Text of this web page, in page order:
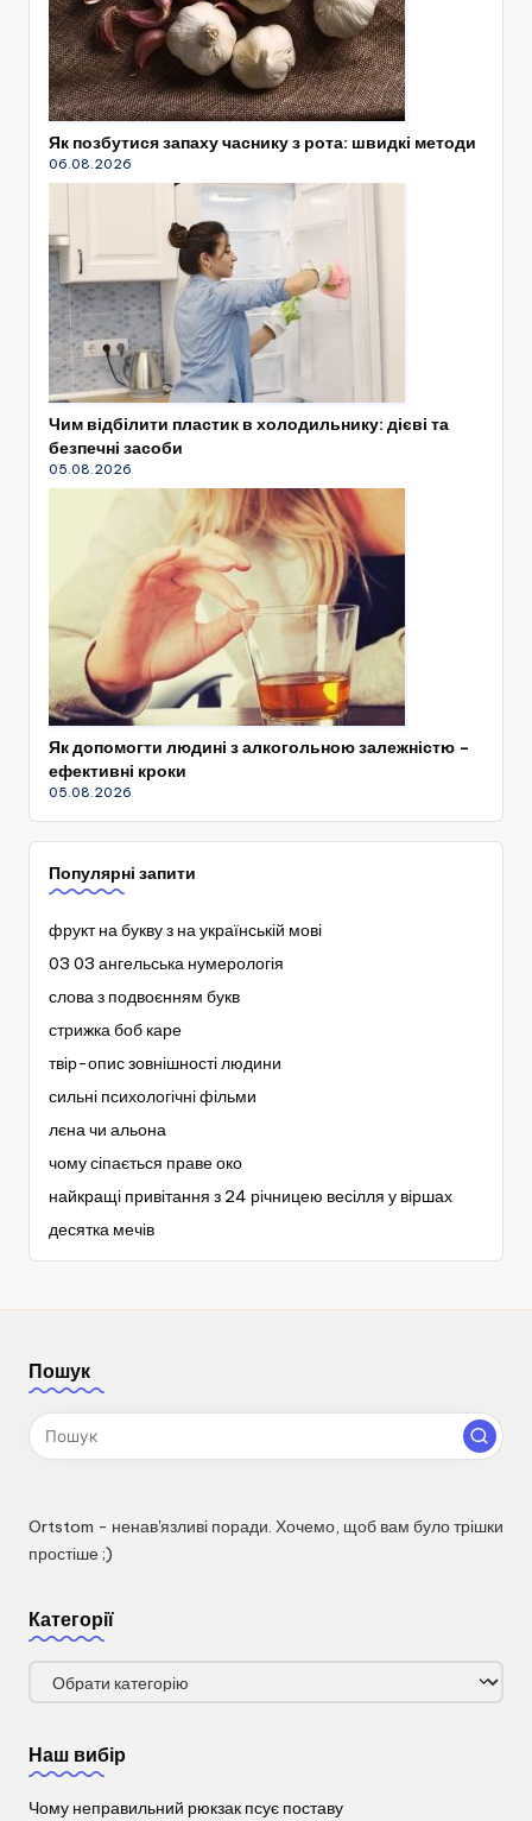
Як позбутися запаху часнику з рота: швидкі методи
06.08.2026
Чим відбілити пластик в холодильнику: дієві та
безпечні засоби
05.08.2026
Як допомогти людині з алкогольною залежністю –
ефективні кроки
05.08.2026
Популярні запити
фрукт на букву з на українській мові
03 03 ангельська нумерологія
слова з подвоєнням букв
стрижка боб каре
твір-опис зовнішності людини
сильні психологічні фільми
лєна чи альона
чому сіпається праве око
найкращі привітання з 24 річницею весілля у віршах
десятка мечів
Пошук
Ortstom - ненав'язливі поради. Хочемо, щоб вам було трішки
простіше ;)
Категорії
Категорії
Наш вибір
Чому неправильний рюкзак псує поставу